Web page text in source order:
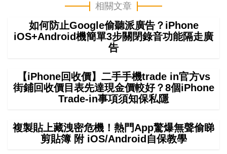
相關文章
如何防止Google偷聽派廣告？iPhone
iOS+Android機簡單3步關閉錄音功能隔走廣
告
【iPhone回收價】二手手機trade in官方vs
街鋪回收價目表先達現金價較好？8個iPhone
Trade-in事項須知保私隱
複製貼上藏洩密危機！熱門App驚爆無聲偷睇
剪貼簿 附 iOS/Android自保教學